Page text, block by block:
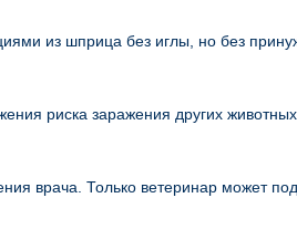
из шприца без иглы, но без
риска заражения других
врача. Только ветеринар может